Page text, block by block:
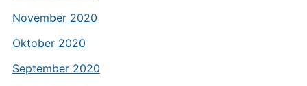
November 2020
Oktober 2020
September 2020